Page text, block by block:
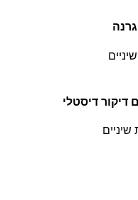
דיקור דיסטלי
שיניים